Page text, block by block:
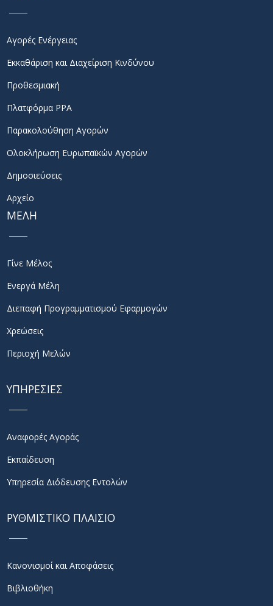
Αγορές Ενέργειας
Εκκαθάριση και Διαχείριση Κινδύνου
Προθεσμιακή
Πλατφόρμα PPA
Παρακολούθηση Αγορών
Ολοκλήρωση Ευρωπαϊκών Αγορών
Δημοσιεύσεις
Αρχείο
ΜΕΛΗ
Γίνε Μέλος
Ενεργά Μέλη
Διεπαφή Προγραμματισμού Εφαρμογών
Χρεώσεις
Περιοχή Μελών
ΥΠΗΡΕΣΙΕΣ
Αναφορές Αγοράς
Εκπαίδευση
Υπηρεσία Διόδευσης Εντολών
ΡΥΘΜΙΣΤΙΚΟ ΠΛΑΙΣΙΟ
Κανονισμοί και Αποφάσεις
Βιβλιοθήκη